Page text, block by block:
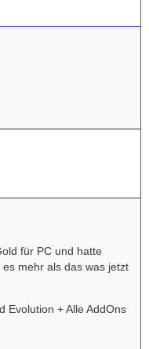
für PC und hatte
mehr als das was jetzt
Evolution + Alle AddOns